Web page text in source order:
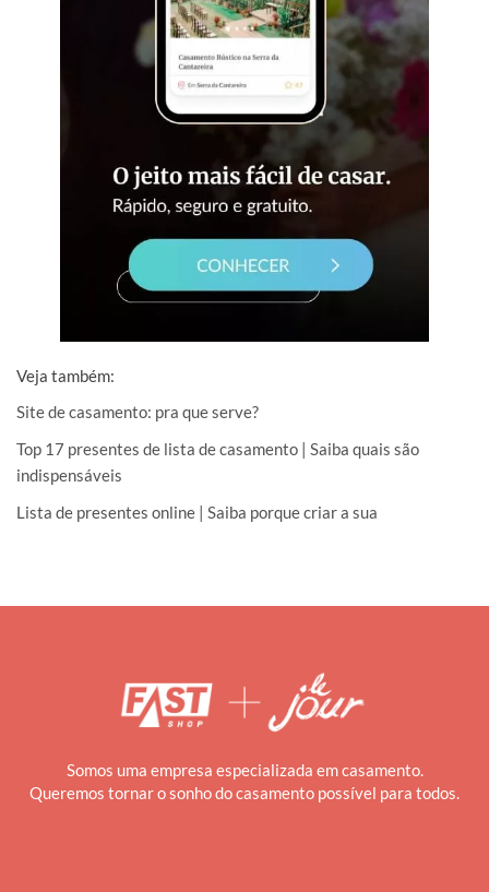
Veja também:
Site de casamento: pra que serve?
Top 17 presentes de lista de casamento | Saiba quais são
indispensáveis
Lista de presentes online | Saiba porque criar a sua
Somos uma empresa especializada em casamento.
Queremos tornar o sonho do casamento possível para todos.